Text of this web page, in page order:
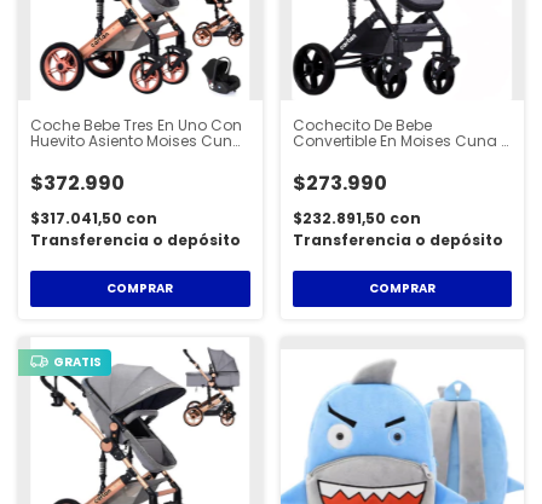
Coche Bebe Tres En Uno Con
Huevito Asiento Moises Cuna
Primera Calidad Cartan
Nuevo Modelo - STL300PLUS
$372.990
$317.041,50 con
Transferencia o depósito
COMPRAR
Cochecito De Bebe
Convertible En Moises Cuna Y
Suspensión Plegable Liviano
Fácil De Usar Cartan -
$273.990
$232.891,50 con
Transferencia o depósito
COMPRAR
GRATIS